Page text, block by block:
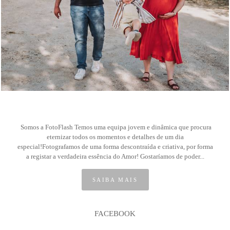
168
Somos a FotoFlash Temos uma equipa jovem e dinâmica que procura
eternizar todos os momentos e detalhes de um dia
especial!Fotografamos de uma forma descontraída e criativa, por forma
a registar a verdadeira essência do Amor! Gostaríamos de poder...
SAIBA MAIS
FACEBOOK